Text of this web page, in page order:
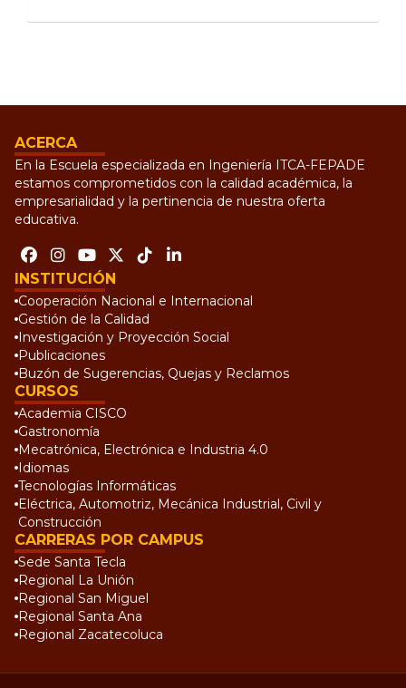
ACERCA
En la Escuela especializada en Ingeniería ITCA-FEPADE
estamos comprometidos con la calidad académica, la
empresarialidad y la pertinencia de nuestra oferta
educativa.
INSTITUCIÓN
Cooperación Nacional e Internacional
Gestión de la Calidad
Investigación y Proyección Social
Publicaciones
Buzón de Sugerencias, Quejas y Reclamos
CURSOS
Academia CISCO
Gastronomía
Mecatrónica, Electrónica e Industria 4.0
Idiomas
Tecnologías Informáticas
Eléctrica, Automotriz, Mecánica Industrial, Civil y
Construcción
CARRERAS POR CAMPUS
Sede Santa Tecla
Regional La Unión
Regional San Miguel
Regional Santa Ana
Regional Zacatecoluca